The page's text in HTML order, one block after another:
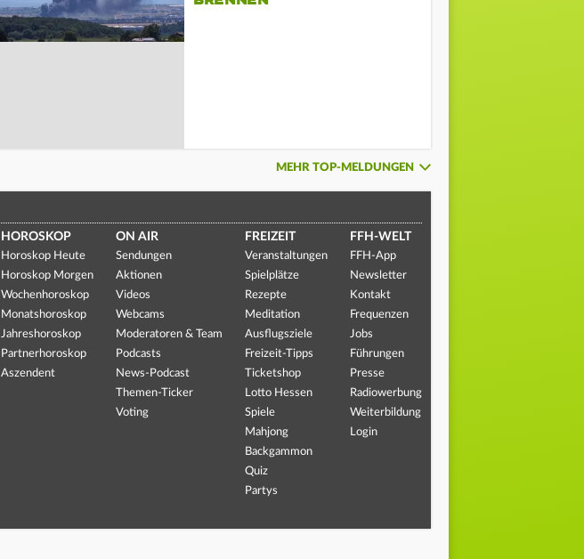
MEHR TOP-MELDUNGEN
HOROSKOP
Horoskop Heute
Horoskop Morgen
Wochenhoroskop
Monatshoroskop
Jahreshoroskop
Partnerhoroskop
Aszendent
ON AIR
Sendungen
Aktionen
Videos
Webcams
Moderatoren & Team
Podcasts
News-Podcast
Themen-Ticker
Voting
FREIZEIT
Veranstaltungen
Spielplätze
Rezepte
Meditation
Ausflugsziele
Freizeit-Tipps
Ticketshop
Lotto Hessen
Spiele
Mahjong
Backgammon
Quiz
Partys
FFH-WELT
FFH-App
Newsletter
Kontakt
Frequenzen
Jobs
Führungen
Presse
Radiowerbung
Weiterbildung
Login